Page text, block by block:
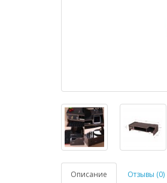
Описание Отзывы (0)